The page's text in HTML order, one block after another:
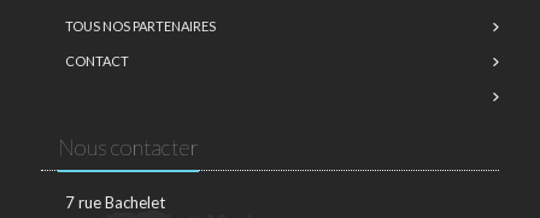
TOUS NOS PARTENAIRES
CONTACT
Nous contacter
7 rue Bachelet